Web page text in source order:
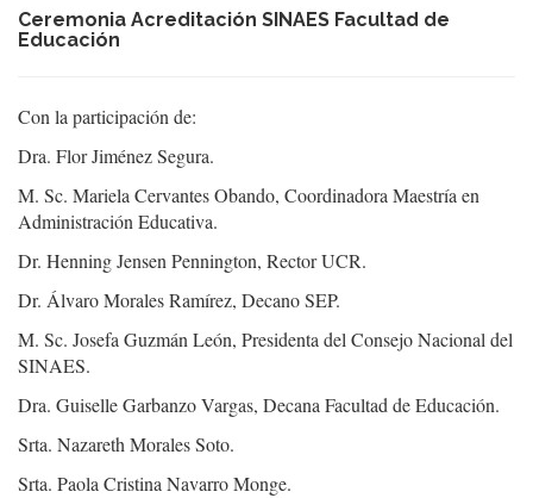
Ceremonia Acreditación SINAES Facultad de
Educación
Con la participación de:
Dra. Flor Jiménez Segura.
M. Sc. Mariela Cervantes Obando, Coordinadora Maestría en
Administración Educativa.
Dr. Henning Jensen Pennington, Rector UCR.
Dr. Álvaro Morales Ramírez, Decano SEP.
M. Sc. Josefa Guzmán León, Presidenta del Consejo Nacional del
SINAES.
Dra. Guiselle Garbanzo Vargas, Decana Facultad de Educación.
Srta. Nazareth Morales Soto.
Srta. Paola Cristina Navarro Monge.